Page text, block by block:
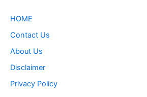
HOME
Contact Us
About Us
Disclaimer
Privacy Policy